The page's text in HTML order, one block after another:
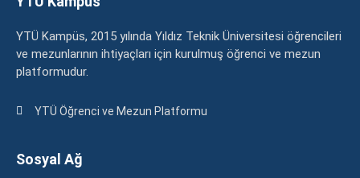
YTÜ Kampüs, 2015 yılında Yıldız Teknik Üniversitesi öğrencileri
ve mezunlarının ihtiyaçları için kurulmuş öğrenci ve mezun
platformudur.
YTÜ Öğrenci ve Mezun Platformu
Sosyal Ağ